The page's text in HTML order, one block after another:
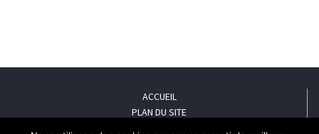
ACCUEIL
PLAN DU SITE